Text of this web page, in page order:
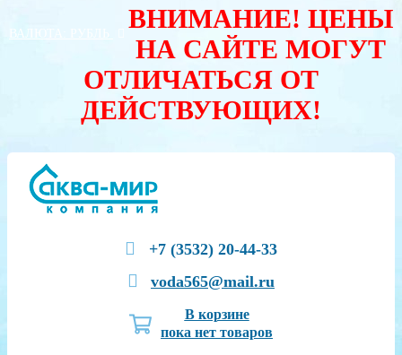
ВАЛЮТА:
ВНИМАНИЕ! ЦЕНЫ
НА САЙТЕ МОГУТ
ОТЛИЧАТЬСЯ ОТ
ДЕЙСТВУЮЩИХ!
+7 (3532) 20-44-33
voda565@mail.ru
В корзине
пока нет товаров